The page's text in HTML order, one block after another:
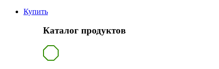
Купить
Каталог продуктов